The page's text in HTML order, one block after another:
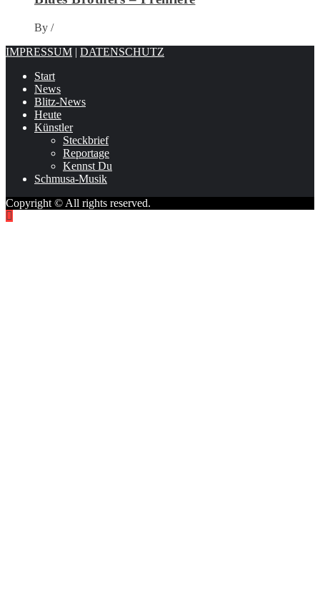
By /
IMPRESSUM
DATENSCHUTZ
Start
News
Blitz-News
Heute
Künstler
Steckbrief
Reportage
Kennst Du
Schmusa-Musik
Copyright © All rights reserved.